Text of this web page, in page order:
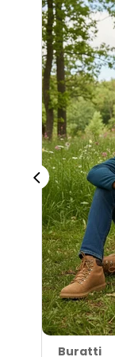
Buratti